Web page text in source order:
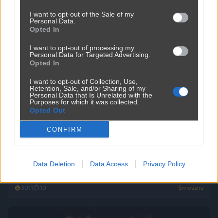
I want to opt-out of the Sale of my
Personal Data.
Opted In
I want to opt-out of processing my
Personal Data for Targeted Advertising.
Opted In
I want to opt-out of Collection, Use,
Retention, Sale, and/or Sharing of my
Personal Data that Is Unrelated with the
Purposes for which it was collected.
Opted Out
CONFIRM
Data Deletion Data Access Privacy Policy
3011 10 Śmieszne